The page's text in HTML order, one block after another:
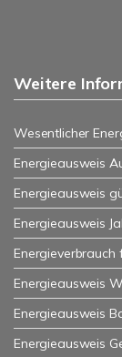
Weitere
Wesentlicher
Energieausweis
Energieausweis
Energieausweis
Energieausweis
Energieausweis
Energieausweis